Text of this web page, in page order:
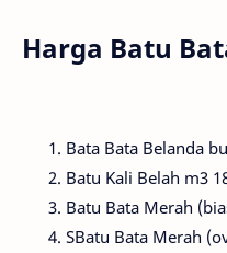
Harga Batu
Bata Bata Belanda
Batu Kali Belah m3
Batu Bata Merah
SBatu Bata Merah